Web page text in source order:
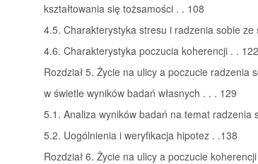
kształtowania się tożsamości . . 108
4.5. Charakterystyka stresu i radzenia sobie ze
4.6. Charakterystyka poczucia koherencji . . 122
Rozdział 5. Życie na ulicy a poczucie radzenia
w świetle wyników badań własnych . . . 129
5.1. Analiza wyników badań na temat radzenia
5.2. Uogólnienia i weryfikacja hipotez . .138
Rozdział 6. Życie na ulicy a poczucie